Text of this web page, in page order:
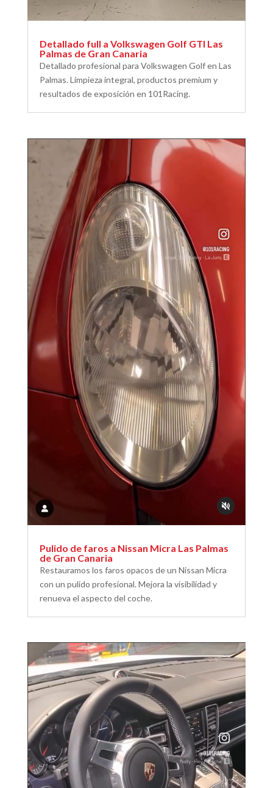
Detallado full a Volkswagen Golf GTI Las
Palmas de Gran Canaria
Detallado profesional para Volkswagen Golf en Las
Palmas. Limpieza integral, productos premium y
resultados de exposición en 101Racing.
Pulido de faros a Nissan Micra Las Palmas
de Gran Canaria
Restauramos los faros opacos de un Nissan Micra
con un pulido profesional. Mejora la visibilidad y
renueva el aspecto del coche.